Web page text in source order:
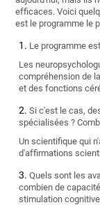
efficaces. Voici
est le programme le
Le programme
Les
compréhension de
et des fonctions
Si c'est le cas,
spécialisées ?
Un scientifique qui
d'affirmations
Quels sont les
combien de
stimulation